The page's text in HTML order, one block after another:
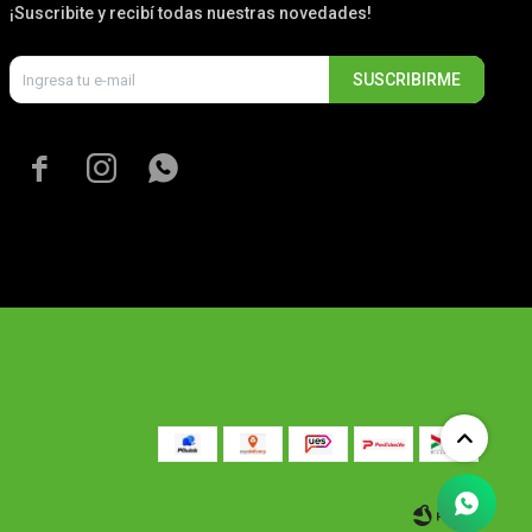
¡Suscribite y recibí todas nuestras novedades!
SUSCRIBIRME
  